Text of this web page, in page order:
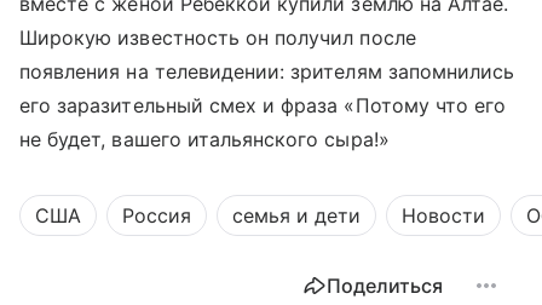
Широкую известность он получил после
появления на телевидении: зрителям запомнились
его заразительный смех и фраза «Потому что его
не будет, вашего итальянского сыра!»
США Россия семья и дети Новости
Поделиться